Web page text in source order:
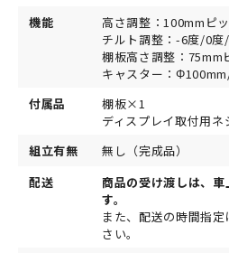
機能
高さ調整：100mmピ
チルト調整：-6度/0度
棚板高さ調整：75mm
キャスター：
付属品
棚板×1
ディスプレイ取付用ネ
組立有無
無し（完成品）
配送
商品の受け渡しは、
す。
また、配送の時間指
さい。